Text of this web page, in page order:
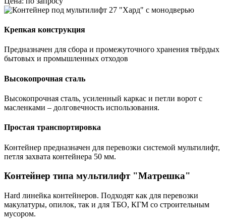
Крепкая конструкция
Предназначен для сбора и промежуточного хранения твёрдых
бытовых и промышленных отходов
Высокопрочная сталь
Высокопрочная сталь, усиленный каркас и петли ворот с
масленками – долговечность использования.
Простая транспортировка
Контейнер предназначен для перевозки системой мультилифт,
петля захвата контейнера 50 мм.
Контейнер типа мультилифт "Матрешка"
Hard линейка контейнеров. Подходят как для перевозки
макулатуры, опилок, так и для ТБО, КГМ со строительным
мусором.